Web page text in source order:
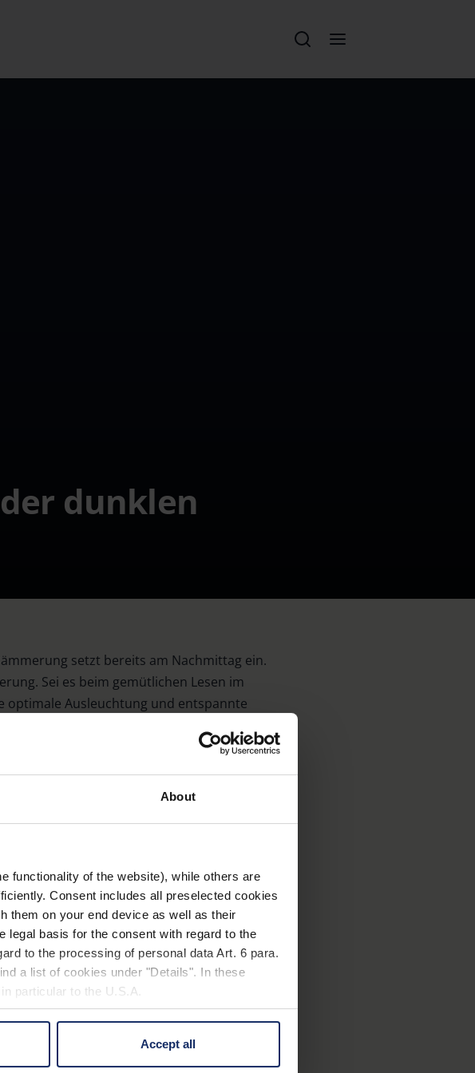
About
functionality of the website), while others are
Consent includes all preselected cookies
them on your end device as well as their
legal basis for the consent with regard to the
to the processing of personal data Art. 6 para.
a list of cookies under "Details". In these
particular to the U.S.A.
all" button or change your mind by clicking
at any time (in the Privacy Policy and in the
Accept all
dunklen
setzt bereits am Nachmittag ein.
Sei es beim gemütlichen Lesen im
optimale Ausleuchtung und entspannte